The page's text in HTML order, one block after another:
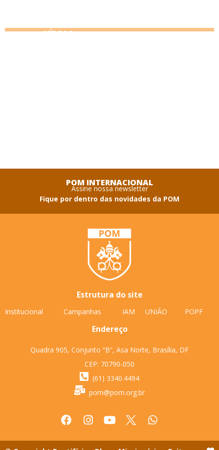
VÍDEOS
POM INTERNACIONAL
Assine nossa newsletter
Fique por dentro das novidades da POM
Estrutura do site
Institucional Campanhas IAM UNIÃO POPF
Endereço
Quadra 905, Conjunto “B”, Asa Norte, Brasília, DF
CEP: 70790-050
(61) 3340.4494
pom@pom.org.br